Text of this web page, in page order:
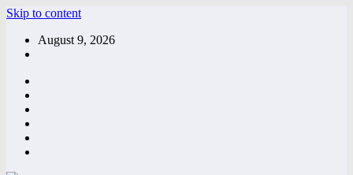
Skip to content
August 9, 2026